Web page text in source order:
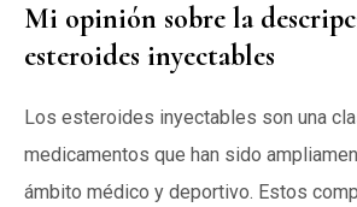
Mi opinión sobre la
esteroides inyectables
Los esteroides inyectables son una
medicamentos que han sido
ámbito médico y deportivo. Estos